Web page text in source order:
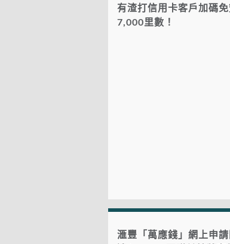
有渣打信用卡客戶加碼
7,000里數！
滙豐「萬應錢」網上申